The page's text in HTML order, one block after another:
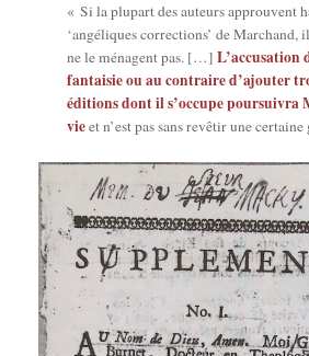
« Si la plu­part des auteurs approuvent
‘angé­liques cor­rec­tions’ de Mar­chand,
ne le ménagent pas. […]L’ac­cu­sa­tion
fan­tai­sie ou au contraire d’a­jou­ter
édi­tions dont il s’oc­cupe pour­sui­vra
vieet n’est pas sans revê­tir une